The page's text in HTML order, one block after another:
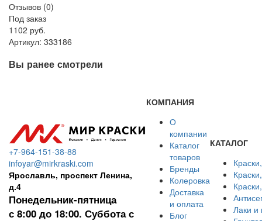
Отзывов (0)
Под заказ
1102 руб.
Артикул: 333186
Вы ранее смотрели
+7-964-151-38-88
infoyar@mirkraski.com
Ярославль, проспект Ленина,
д.4
Понедельник-пятница
с 8:00 до 18:00. Суббота с
КОМПАНИЯ
О
компании
Каталог
товаров
Бренды
Колеровка
Доставка
и оплата
Блог
КАТАЛОГ
Лаки и